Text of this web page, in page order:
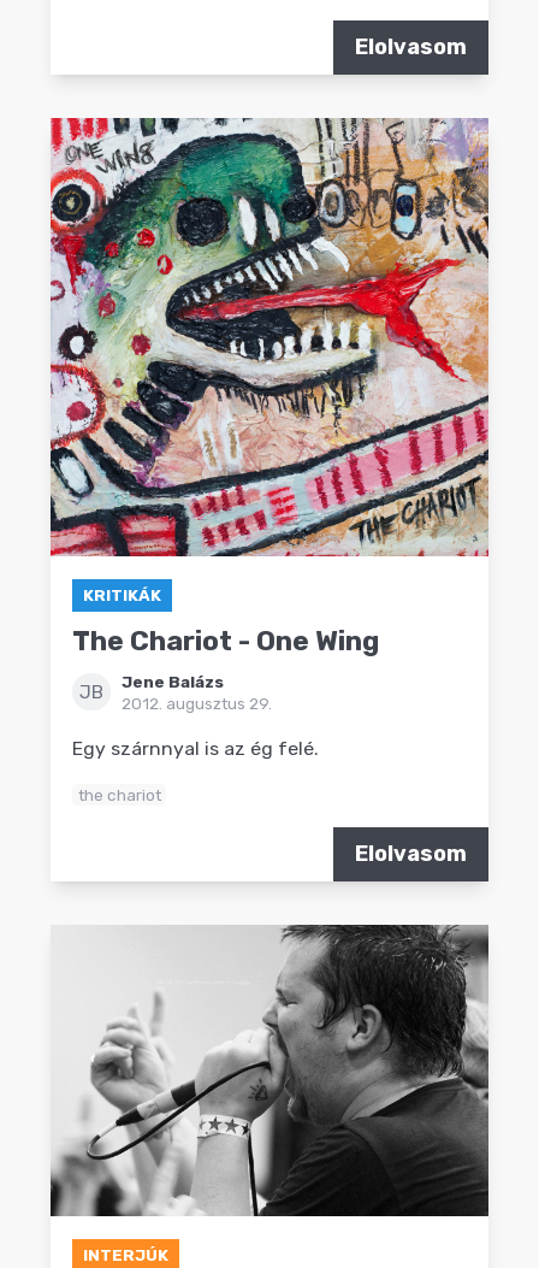
Elolvasom
KRITIKÁK
The Chariot - One Wing
JB
Jene Balázs
2012. augusztus 29.
Egy szárnnyal is az ég felé.
the chariot
Elolvasom
INTERJÚK